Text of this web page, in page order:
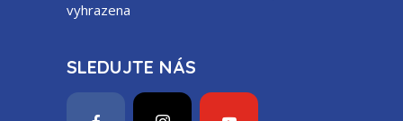
vyhrazena
SLEDUJTE NÁS